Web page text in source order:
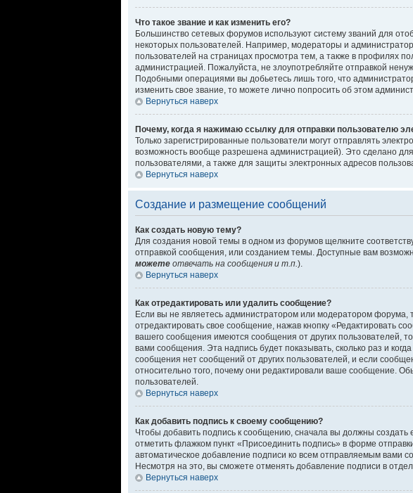
Что такое звание и как изменить его?
Большинство сетевых форумов используют систему званий для
некоторых пользователей. Например, модераторы и
пользователей на страницах просмотра тем, а также в профилях
администрацией. Пожалуйста, не злоупотребляйте отправкой
Подобными операциями вы добьетесь лишь того, что
изменить свое звание, то можете лично попросить об этом
Вернуться наверх
Почему, когда я нажимаю ссылку для отправки пользователю
Только зарегистрированные пользователи могут отправлять
возможность вообще разрешена администрацией). Это сделано
пользователями, а также для защиты электронных адресов
Вернуться наверх
Создание и размещение сообщений
Как создать новую тему?
Для создания новой темы в одном из форумов щелкните
отправкой сообщения, или созданием темы. Доступные вам
можете отвечать на сообщения и т.п.).
Вернуться наверх
Как отредактировать или удалить сообщение?
Если вы не являетесь администратором или модератором
отредактировать свое сообщение, нажав кнопку «Редактировать
вашего сообщения имеются сообщения от других пользователей,
вами сообщения. Эта надпись будет показывать, сколько раз и
сообщения нет сообщений от других пользователей, и если
относительно того, почему они редактировали ваше сообщение.
пользователей.
Вернуться наверх
Как добавить подпись к своему сообщению?
Чтобы добавить подпись к сообщению, сначала вы должны создать
отметить флажком пункт «Присоединить подпись» в форме
автоматическое добавление подписи ко всем отправляемым
Несмотря на это, вы сможете отменять добавление подписи в
Вернуться наверх